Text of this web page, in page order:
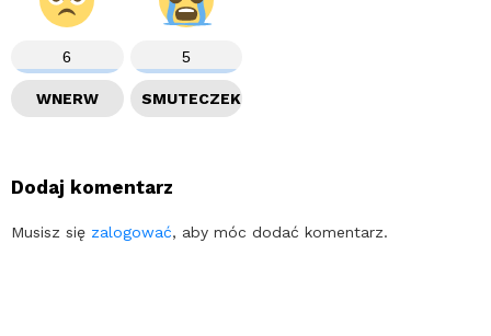
6
WNERW
5
SMUTECZEK
Dodaj komentarz
Musisz się zalogować, aby móc dodać komentarz.